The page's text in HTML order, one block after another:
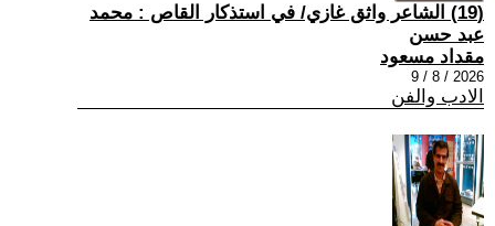
(19) الشاعر واثق غازي/ في استذكار القاص : محمد
عبد حسن
مقداد مسعود
2026 / 8 / 9
الادب والفن